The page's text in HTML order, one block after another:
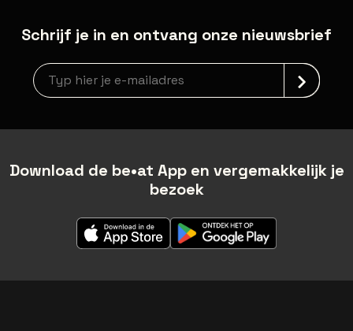
Schrijf je in en ontvang onze nieuwsbrief
Nieuwsbrief aanmelding
Download de be•at App en vergemakkelijk je
bezoek